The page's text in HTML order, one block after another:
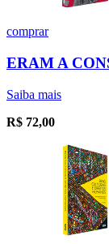
comprar
ERAM A
Saiba mais
R$ 72,00